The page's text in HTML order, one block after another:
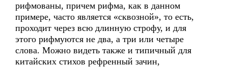
рифмованы, причем рифма, как в данном
примере, часто является «сквозной», то есть,
проходит через всю длинную строфу, и для
этого рифмуются не два, а три или четыре
слова. Можно видеть также и типичный для
китайских стихов рефренный зачин,